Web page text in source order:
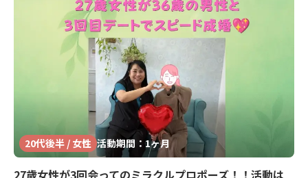
20代後半 / 女性 活動期間：1ヶ月
27歳女性が3回会ってのミラクルプロポーズ！！活動は